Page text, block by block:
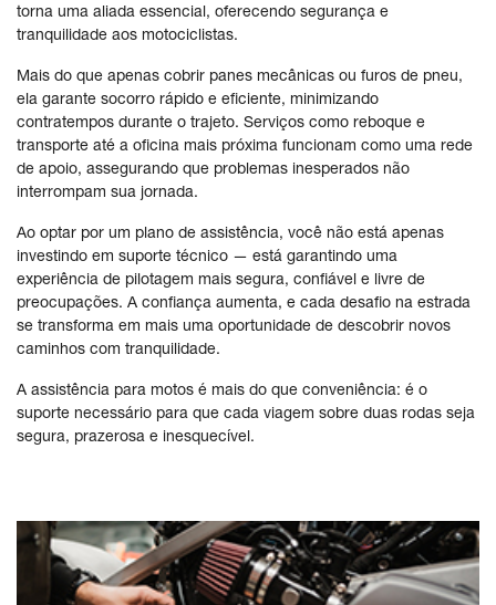
torna uma aliada essencial, oferecendo segurança e
tranquilidade aos motociclistas.
Mais do que apenas cobrir panes mecânicas ou furos de pneu,
ela garante socorro rápido e eficiente, minimizando
contratempos durante o trajeto. Serviços como reboque e
transporte até a oficina mais próxima funcionam como uma rede
de apoio, assegurando que problemas inesperados não
interrompam sua jornada.
Ao optar por um plano de assistência, você não está apenas
investindo em suporte técnico — está garantindo uma
experiência de pilotagem mais segura, confiável e livre de
preocupações. A confiança aumenta, e cada desafio na estrada
se transforma em mais uma oportunidade de descobrir novos
caminhos com tranquilidade.
A assistência para motos é mais do que conveniência: é o
suporte necessário para que cada viagem sobre duas rodas seja
segura, prazerosa e inesquecível.